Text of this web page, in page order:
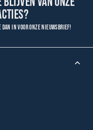
dan in voor onze nieuwsbrief!